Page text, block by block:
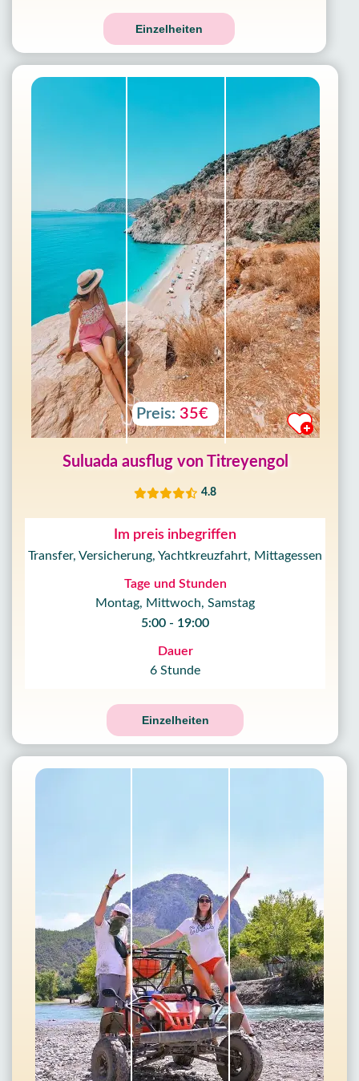
Einzelheiten
Preis: 35€
Suluada ausflug von Titreyengol
4.8
Im preis inbegriffen
Transfer, Versicherung, Yachtkreuzfahrt, Mittagessen
Tage und Stunden
Montag, Mittwoch, Samstag
5:00 - 19:00
Dauer
6 Stunde
Einzelheiten